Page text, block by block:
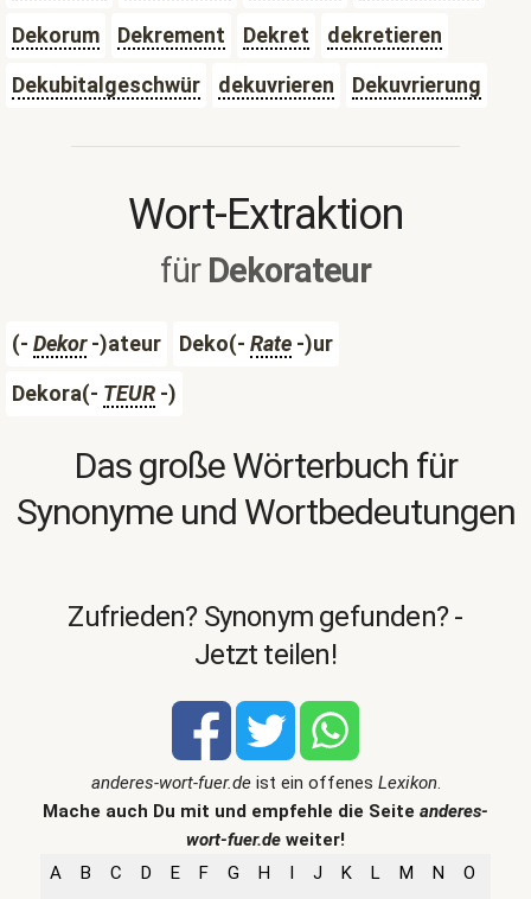
Dekorum
Dekrement Dekret
dekretieren
Dekubitalgeschwür
dekuvrieren Dekuvrierung
Wort-Extraktion
für Dekorateur
(- Dekor-)ateur Deko(- Rate -)ur
Dekora(- TEUR -)
Das große Wörterbuch für
Synonyme und Wortbedeutungen
Zufrieden? Synonym gefunden? -
Jetzt teilen!
anderes-wort-fuer.deist ein offenes Lexikon.
Mache auch Du mit und empfehle die Seite anderes-
wort-fuer.de weiter!
A
B C D E F G H I J K L M N O